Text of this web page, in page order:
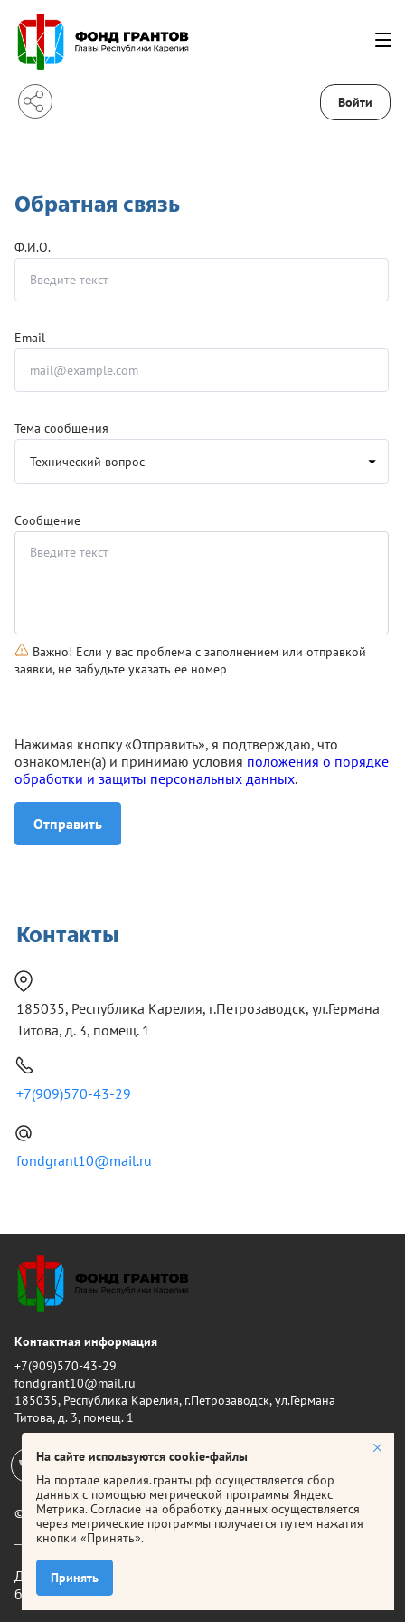
Войти
Обратная связь
Ф.И.О.
Email
Тема сообщения
Сообщение
Важно! Если у вас проблема с заполнением или отправкой
заявки, не забудьте указать ее номер
Нажимая кнопку «Отправить», я подтверждаю, что
ознакомлен(а) и принимаю условия положения о порядке
обработки и защиты персональных данных.
Отправить
Контакты
185035, Республика Карелия, г.Петрозаводск, ул.Германа
Титова, д. 3, помещ. 1
+7(909)570-43-29
fondgrant10@mail.ru
Контактная информация
+7(909)570-43-29
fondgrant10@mail.ru
185035, Республика Карелия, г.Петрозаводск, ул.Германа
Титова, д. 3, помещ. 1
© 2026 Фонд грантов Главы Республики Карелия
Для корректной работы рекомендуется использовать
браузерЯндекс.Браузер
На сайте используются cookie-файлы
На портале карелия.гранты.рф осуществляется сбор
данных с помощью метрической программы Яндекс
Метрика. Согласие на обработку данных осуществляется
через метрические программы получается путем нажатия
кнопки «Принять».
Принять